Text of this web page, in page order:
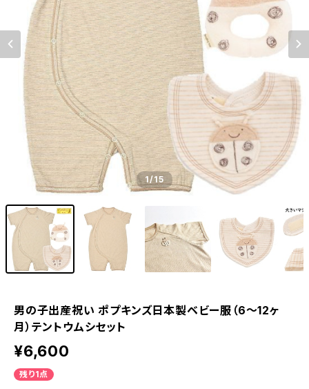
1/15
男の子出産祝い ポプキンズ日本製ベビー服（6～12ヶ
月）テントウムシセット
¥6,600
残り1点